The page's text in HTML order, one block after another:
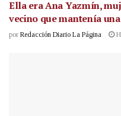
Ella era Ana Yazmín,
vecino que mantenía
por Redacción Diario La Página